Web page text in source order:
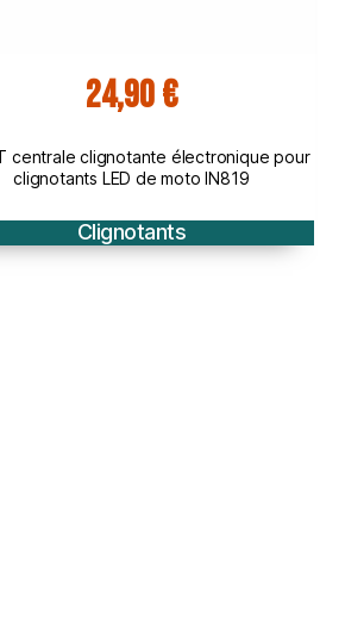
64,90 €
paire de clignotants moto universels
à led HOMOLOGUE CE - IN171
Clignotants